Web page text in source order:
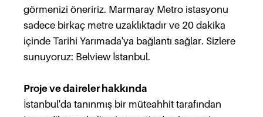
görmenizi öneririz. Marmaray Metro istasyonu
sadece birkaç metre uzaklıktadır ve 20 dakika
içinde Tarihi Yarımada'ya bağlantı sağlar. Sizlere
sunuyoruz: Belview İstanbul.
Proje ve daireler hakkında
İstanbul'da tanınmış bir müteahhit tarafından